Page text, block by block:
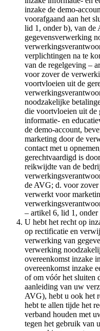
inzake de demo-
voorafgaand aan het
lid 1, onder b), van de
gegevensverwerking
verplichtingen na te
van de regelgeving –
voor zover de
voortvloeien uit de
noodzakelijke
die voortvloeien uit de
informatie- en
de demo-account,
marketing door de
contact met u
gerechtvaardigd is
reikwijdte van de
de AVG; d. voor zover
verwerkt voor
– artikel 6, lid 1,
U hebt het recht op
op rectificatie en
verwerking van
verwerking
overeenkomst inzake
overeenkomst inzake
of om vóór het sluiten
aanleiding van uw
AVG), hebt u ook het
hebt te allen tijde het
verband houden met
tegen het gebruik van